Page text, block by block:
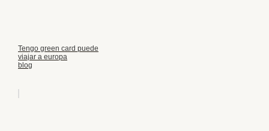
Tengo green card puede
viajar a europa
blog